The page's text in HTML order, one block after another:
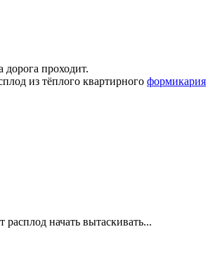
проходит.
из тёплого квартирного формикария
начать вытаскивать...